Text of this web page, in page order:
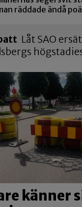
räddade ändå
Låt SAO
känner